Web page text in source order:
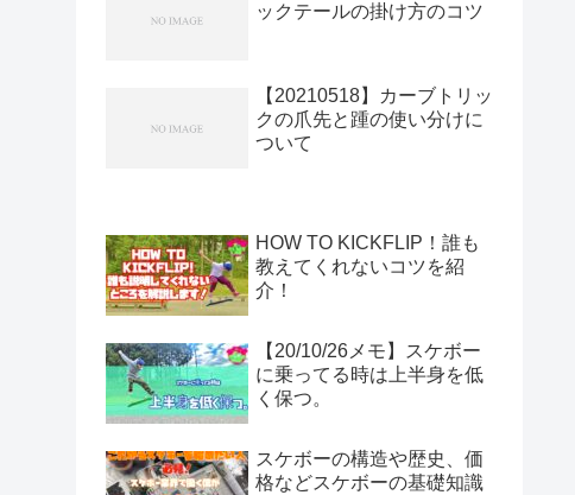
ックテールの掛け方のコツ
【20210518】カーブトリッ
クの爪先と踵の使い分けに
ついて
HOW TO KICKFLIP！誰も
教えてくれないコツを紹
介！
【20/10/26メモ】スケボー
に乗ってる時は上半身を低
く保つ。
スケボーの構造や歴史、価
格などスケボーの基礎知識